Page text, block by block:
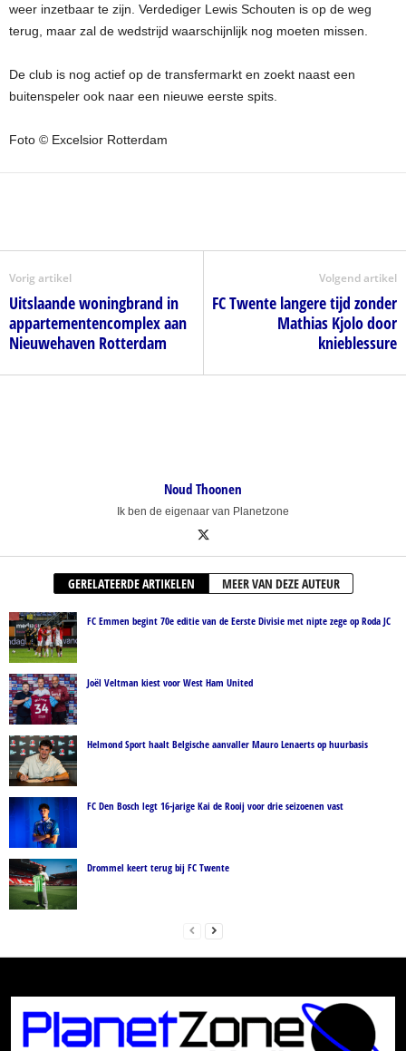
weer inzetbaar te zijn. Verdediger Lewis Schouten is op de weg
terug, maar zal de wedstrijd waarschijnlijk nog moeten missen.
De club is nog actief op de transfermarkt en zoekt naast een
buitenspeler ook naar een nieuwe eerste spits.
Foto © Excelsior Rotterdam
Vorig artikel
Uitslaande woningbrand in
appartementencomplex aan
Nieuwehaven Rotterdam
Volgend artikel
FC Twente langere tijd zonder
Mathias Kjolo door
knieblessure
Noud Thoonen
Ik ben de eigenaar van Planetzone
GERELATEERDE ARTIKELEN MEER VAN DEZE AUTEUR
FC Emmen begint 70e editie van de Eerste Divisie met nipte zege op Roda JC
Joël Veltman kiest voor West Ham United
Helmond Sport haalt Belgische aanvaller Mauro Lenaerts op huurbasis
FC Den Bosch legt 16-jarige Kai de Rooij voor drie seizoenen vast
Drommel keert terug bij FC Twente